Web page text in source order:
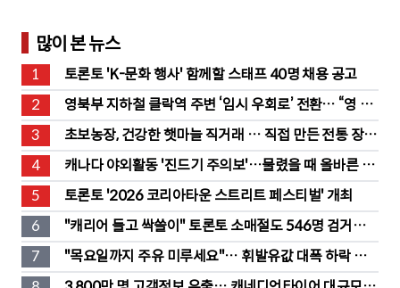
많이 본 뉴스
1
토론토 'K-문화 행사' 함께할 스태프 40명 채용 공고
2
영북부 지하철 클락역 주변 ‘임시 우회로’ 전환… “영 스
트리트 바뀐다”
3
초보농장, 건강한 햇마늘 직거래 … 직접 만든 전통 장류
도 판매
4
캐나다 야외활동 '진드기 주의보'…물렸을 때 올바른 대
처법은?
5
토론토 '2026 코리아타운 스트리트 페스티벌' 개최
6
"캐리어 들고 싹쓸이" 토론토 소매절도 546명 검거…
훔친 물건 재유통
7
"목요일까지 주유 미루세요"… 휘발유값 대폭 하락 예
고